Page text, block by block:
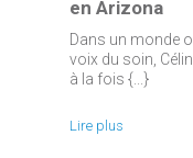
en Arizona
Dans un monde
voix du soin,
à la fois {...}
Lire plus